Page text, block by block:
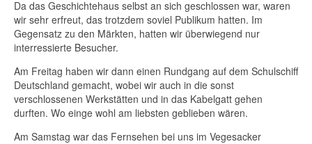
Da das Geschichtehaus selbst an sich geschlossen war, waren
wir sehr erfreut, das trotzdem soviel Publikum hatten. Im
Gegensatz zu den Märkten, hatten wir überwiegend nur
interressierte Besucher.
Am Freitag haben wir dann einen Rundgang auf dem Schulschiff
Deutschland gemacht, wobei wir auch in die sonst
verschlossenen Werkstätten und in das Kabelgatt gehen
durften. Wo einge wohl am liebsten geblieben wären.
Am Samstag war das Fernsehen bei uns im Vegesacker